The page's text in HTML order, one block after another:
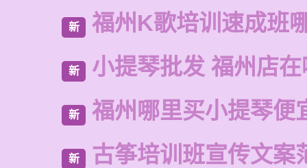
新 福州K歌培训速成班
新 小提琴批发 福州店
新 福州哪里买小提琴便
新 古筝培训班宣传文案